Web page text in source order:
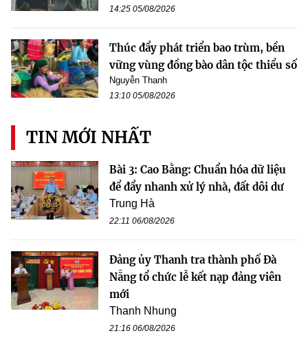
14:25 05/08/2026
Thúc đẩy phát triển bao trùm, bền
vững vùng đồng bào dân tộc thiểu số
Nguyễn Thanh
13:10 05/08/2026
TIN MỚI NHẤT
Bài 3: Cao Bằng: Chuẩn hóa dữ liệu
để đẩy nhanh xử lý nhà, đất dôi dư
Trung Hà
22:11 06/08/2026
Đảng ủy Thanh tra thành phố Đà
Nẵng tổ chức lễ kết nạp đảng viên
mới
Thanh Nhung
21:16 06/08/2026